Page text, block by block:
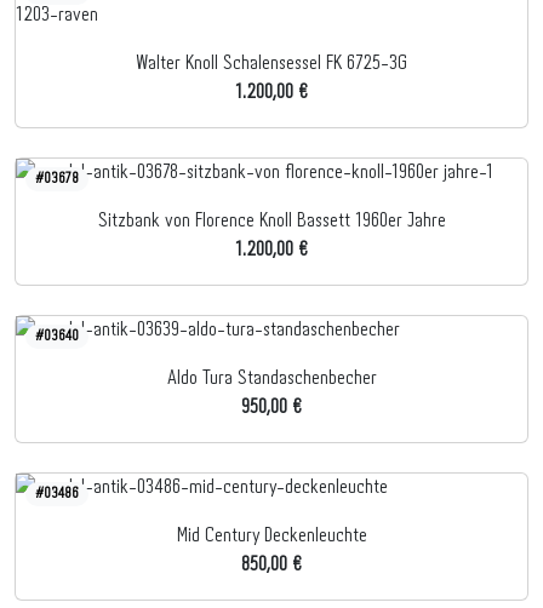
Walter Knoll Schalensessel FK 6725-3G
1.200,00 €
#03678
Sitzbank von Florence Knoll Bassett 1960er Jahre
1.200,00 €
#03640
Aldo Tura Standaschenbecher
950,00 €
#03486
Mid Century Deckenleuchte
850,00 €